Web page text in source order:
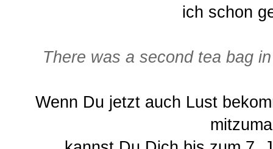
ich schon
There was a second tea bag
Wenn Du jetzt auch Lust